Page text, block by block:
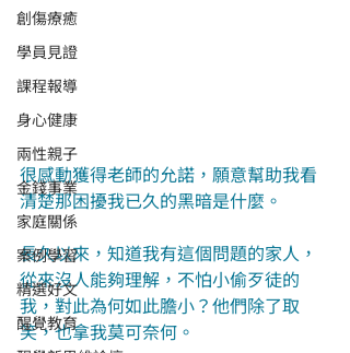
創傷療癒
學員見證
課程報導
身心健康
兩性親子
金錢事業
家庭關係
案例學習
精選好文
醒覺教育
很感動獲得老師的允諾，願意幫助我看
清楚那困擾我已久的黑暗是什麼。
長久以來，知道我有這個問題的家人，
從來沒人能夠理解，不怕小偷歹徒的
我，對此為何如此膽小？他們除了取
笑，也拿我莫可奈何。